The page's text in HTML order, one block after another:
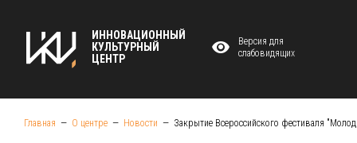
ИННОВАЦИОННЫЙ
КУЛЬТУРНЫЙ
ЦЕНТР
Версия для
слабовидящих
Главная О центре Новости Закрытие Всероссийского фестиваля